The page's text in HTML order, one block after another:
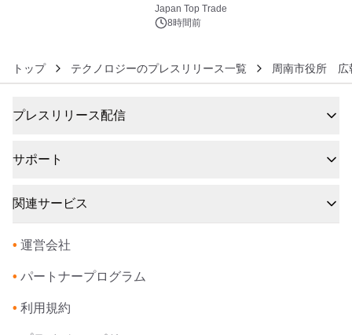
浴シンギングボウル第2弾の大型サイ
ズ（XL・2XL・3XL）を先行販売中
Japan Top Trade
8時間前
トップ テクノロジーのプレスリリース一覧 周南市役所 広
プレスリリース配信
サポート
関連サービス
• 運営会社
• パートナープログラム
• 利用規約